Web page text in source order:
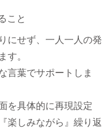
こと
にせず、一人一人の発
す。
言葉でサポートしま
を具体的に再現設定
楽しみながら』繰り返